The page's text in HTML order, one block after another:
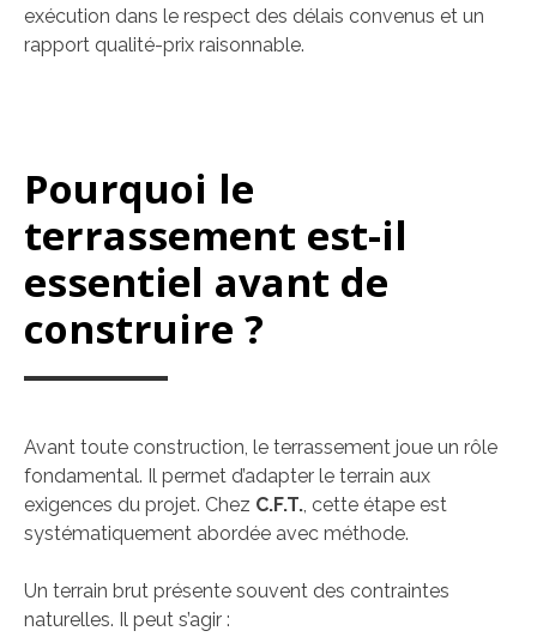
exécution dans le respect des délais convenus et un
rapport qualité-prix raisonnable.
Pourquoi le
terrassement est-il
essentiel avant de
construire ?
Avant toute construction, le terrassement joue un rôle
fondamental. Il permet d’adapter le terrain aux
exigences du projet. Chez C.F.T. , cette étape est
systématiquement abordée avec méthode.
Un terrain brut présente souvent des contraintes
naturelles. Il peut s’agir :